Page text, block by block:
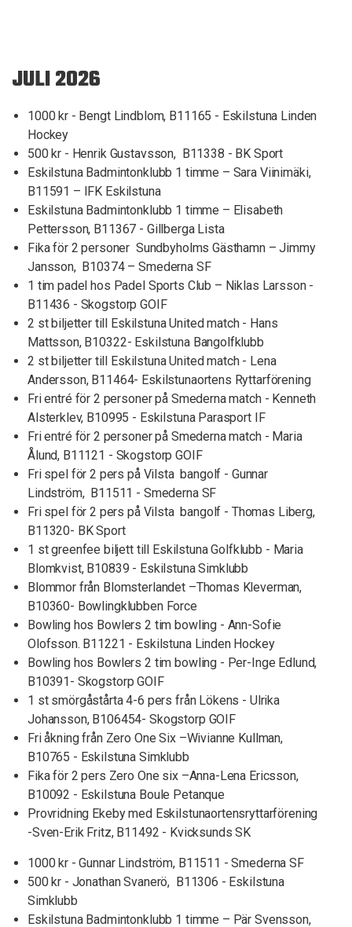
JULI 2026
1000 kr - Bengt Lindblom, B11165 - Eskilstuna Linden
Hockey
500 kr - Henrik Gustavsson, B11338 - BK Sport
Eskilstuna Badmintonklubb 1 timme – Sara Viinimäki,
B11591 – IFK Eskilstuna
Eskilstuna Badmintonklubb 1 timme – Elisabeth
Pettersson, B11367 - Gillberga Lista
Fika för 2 personer Sundbyholms Gästhamn – Jimmy
Jansson, B10374 – Smederna SF
1 tim padel hos Padel Sports Club – Niklas Larsson -
B11436 - Skogstorp GOIF
2 st biljetter till Eskilstuna United match - Hans
Mattsson, B10322- Eskilstuna Bangolfklubb
2 st biljetter till Eskilstuna United match - Lena
Andersson, B11464- Eskilstunaortens Ryttarförening
Fri entré för 2 personer på Smederna match - Kenneth
Alsterklev, B10995 - Eskilstuna Parasport IF
Fri entré för 2 personer på Smederna match - Maria
Ålund, B11121 - Skogstorp GOIF
Fri spel för 2 pers på Vilsta bangolf - Gunnar
Lindström, B11511 - Smederna SF
Fri spel för 2 pers på Vilsta bangolf - Thomas Liberg,
B11320- BK Sport
1 st greenfee biljett till Eskilstuna Golfklubb - Maria
Blomkvist, B10839 - Eskilstuna Simklubb
Blommor från Blomsterlandet –Thomas Kleverman,
B10360- Bowlingklubben Force
Bowling hos Bowlers 2 tim bowling - Ann-Sofie
Olofsson. B11221 - Eskilstuna Linden Hockey
Bowling hos Bowlers 2 tim bowling - Per-Inge Edlund,
B10391- Skogstorp GOIF
1 st smörgåstårta 4-6 pers från Lökens - Ulrika
Johansson, B106454- Skogstorp GOIF
Fri åkning från Zero One Six –Wivianne Kullman,
B10765 - Eskilstuna Simklubb
Fika för 2 pers Zero One six –Anna-Lena Ericsson,
B10092 - Eskilstuna Boule Petanque
Provridning Ekeby med Eskilstunaortensryttarförening
-Sven-Erik Fritz, B11492 - Kvicksunds SK
1000 kr - Gunnar Lindström, B11511 - Smederna SF
500 kr - Jonathan Svanerö, B11306 - Eskilstuna
Simklubb
Eskilstuna Badmintonklubb 1 timme – Pär Svensson,